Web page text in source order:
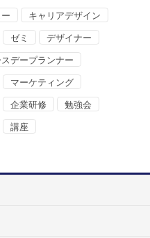
キャリアデザイン
ゼミ デザイナー
デープランナー
マーケティング
企業研修 勉強会
講座